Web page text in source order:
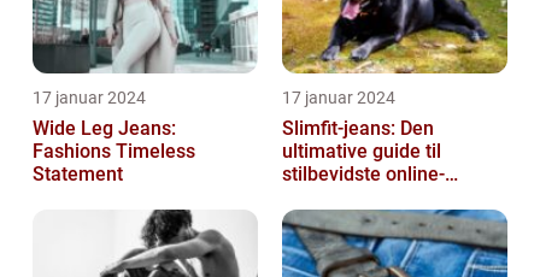
17 januar 2024
Wide Leg Jeans:
Fashions Timeless
Statement
17 januar 2024
Slimfit-jeans: Den
ultimative guide til
stilbevidste online-